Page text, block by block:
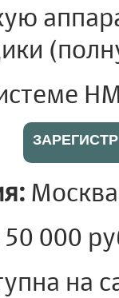
50 000
на